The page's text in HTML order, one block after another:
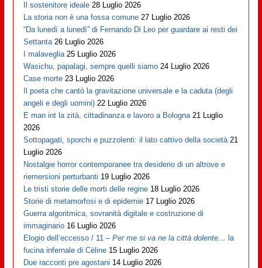
Il sostenitore ideale 28 Luglio 2026
La storia non è una fossa comune 27 Luglio 2026
“Da lunedì a lunedì” di Fernando Di Leo per guardare ai resti dei
Settanta 26 Luglio 2026
I malaveglia 25 Luglio 2026
Wasichu, papalagi, sempre quelli siamo 24 Luglio 2026
Case morte 23 Luglio 2026
Il poeta che cantò la gravitazione universale e la caduta (degli
angeli e degli uomini) 22 Luglio 2026
E man int la zità, cittadinanza e lavoro a Bologna 21 Luglio
2026
Sottopagati, sporchi e puzzolenti: il lato cattivo della società 21
Luglio 2026
Nostalgie horror contemporanee tra desiderio di un altrove e
riemersioni perturbanti 19 Luglio 2026
Le tristi storie delle morti delle regine 18 Luglio 2026
Storie di metamorfosi e di epidemie 17 Luglio 2026
Guerra algoritmica, sovranità digitale e costruzione di
immaginario 16 Luglio 2026
Elogio dell’eccesso / 11 –Per me si va ne la città dolente… la
fucina infernale di Cèline 15 Luglio 2026
Due racconti pre agostani 14 Luglio 2026